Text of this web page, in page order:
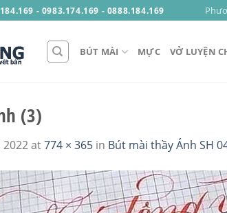
- 0983.174.169 - 0888.184.169
BÚT MÀI MỰC VỞ LUYỆN
(3)
2022at774 × 365 in Bút mài thầy Ánh SH